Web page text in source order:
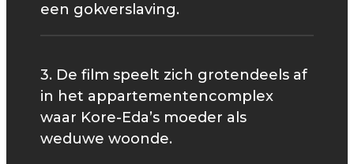
een gokverslaving.
3. De film speelt zich grotendeels af
in het appartementencomplex
waar Kore-Eda’s moeder als
weduwe woonde.